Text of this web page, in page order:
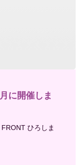
に開催しま
ひろしま